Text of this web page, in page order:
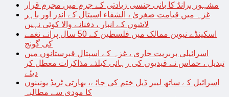
مشہور برانڈ کا بانی جنسی زیادتی کے جرم میں مجرم قرار
غزہ میں قیامت صغریٰ ، الشفاء اسپتال کے اندر اور باہر
لاشوں کے انبار ، دفنانے والا کوئی نہیں
اسکینڈے نیوین ممالک میں فلسطین کے 50 سال پرانے نغمے
کی گونج
اسرائیلی بربریت جاری ، غزہ کے اسپتال قبرستانوں میں
تبدیل ، حماس نے قیدیوں کی رہائی کیلئے مذاکرات معطل کر
دیئے
اسرائیل کے ساتھ لیبر ڈیل ختم کی جائے، بھارتی ٹریڈ یونینوں
کا مودی سے مطالبہ